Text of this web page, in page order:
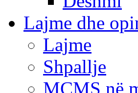
Lajme dhe
Lajme
Shpallje
MCMS në